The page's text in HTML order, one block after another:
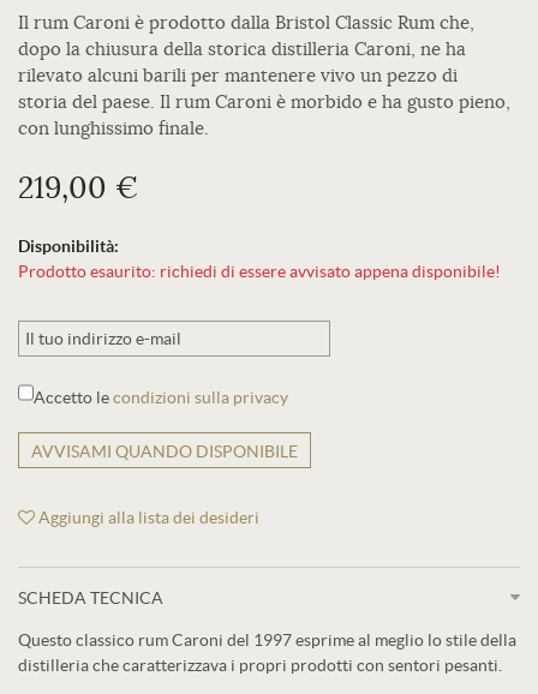
Il rum Caroni è prodotto dalla Bristol Classic Rum che,
dopo la chiusura della storica distilleria Caroni, ne ha
rilevato alcuni barili per mantenere vivo un pezzo di
storia del paese. Il rum Caroni è morbido e ha gusto pieno,
con lunghissimo finale.
219,00 €
Disponibilità:
Prodotto esaurito: richiedi di essere avvisato appena disponibile!
Accetto lecondizioni sulla privacy
AVVISAMI QUANDO DISPONIBILE
Aggiungi alla lista dei desideri
SCHEDA TECNICA
Questo classico rum Caroni del 1997 esprime al meglio lo stile della
distilleria che caratterizzava i propri prodotti con sentori pesanti.